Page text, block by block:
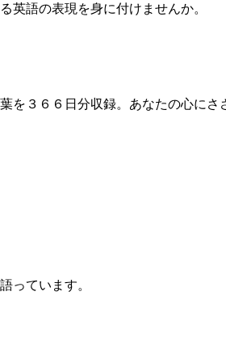
英語の表現を身に付けませんか。
３６６日分収録。あなたの心にさ
っています。